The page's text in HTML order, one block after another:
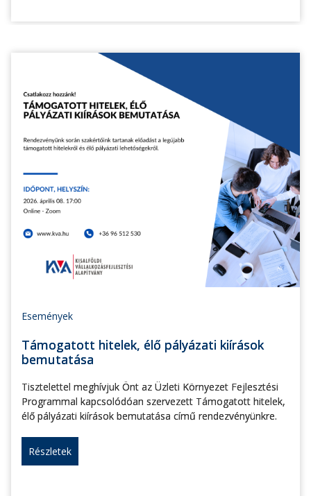
Események
Támogatott hitelek, élő pályázati kiírások
bemutatása
Tisztelettel meghívjuk Önt az Üzleti Környezet Fejlesztési
Programmal kapcsolódóan szervezett Támogatott hitelek,
élő pályázati kiírások bemutatása című rendezvényünkre.
Részletek